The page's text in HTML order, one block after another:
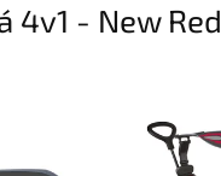
4v1 - New Red